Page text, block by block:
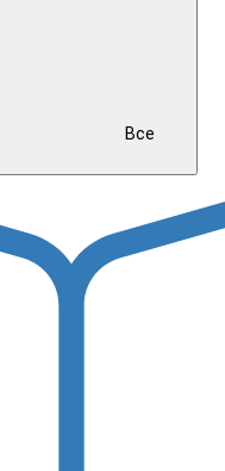
Все